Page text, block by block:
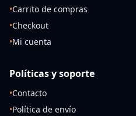
•Carrito de compras
•Checkout
•Mi cuenta
Políticas y soporte
•Contacto
•Política de envío